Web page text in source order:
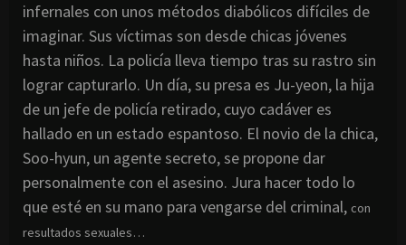
infernales con unos métodos diabólicos difíciles de
imaginar. Sus víctimas son desde chicas jóvenes
hasta niños. La policía lleva tiempo tras su rastro sin
lograr capturarlo. Un día, su presa es Ju-yeon, la hija
de un jefe de policía retirado, cuyo cadáver es
hallado en un estado espantoso. El novio de la chica,
Soo-hyun, un agente secreto, se propone dar
personalmente con el asesino. Jura hacer todo lo
que esté en su mano para vengarse del criminal, con
resultados sexuales…